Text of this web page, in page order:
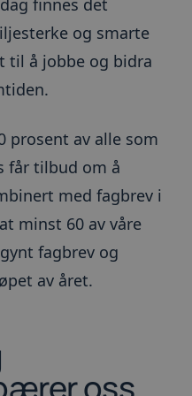
og smarte
til å jobbe og bidra
prosent av alle som
får tilbud om å
med fagbrev i
minst 60 av våre
fagbrev og
av året.
Sesjon
angis av
dirigert
server i
Inc.
minutter
Denne